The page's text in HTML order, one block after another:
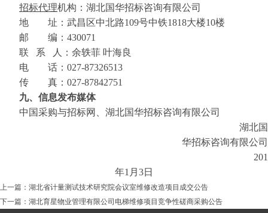
招标代理机构：湖北国华招标咨询有限公司
地
址：武昌区中北路109号中铁1818大楼10楼
邮
编： 430071
联
系 人：余轶菲 叶海良
电
话： 027-87326513
传
真： 027-87842751
九、信息发布媒体
中国采购与招标网、湖北国华招标咨询有限公司
湖北国
华招标咨询有限公司
年1月3日
上一篇： 湖北省计量测试技术研究院会议室维修改造项目成交公告
下一篇： 湖北育星物业管理有限公司电梯维修项目竞争性磋商采购公告